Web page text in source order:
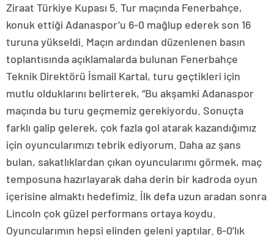
Ziraat Türkiye Kupası 5. Tur maçında Fenerbahçe,
konuk ettiği Adanaspor’u 6-0 mağlup ederek son 16
turuna yükseldi. Maçın ardından düzenlenen basın
toplantısında açıklamalarda bulunan Fenerbahçe
Teknik Direktörü İsmail Kartal, turu geçtikleri için
mutlu olduklarını belirterek, “Bu akşamki Adanaspor
maçında bu turu geçmemiz gerekiyordu. Sonuçta
farklı galip gelerek, çok fazla gol atarak kazandığımız
için oyuncularımızı tebrik ediyorum. Daha az şans
bulan, sakatlıklardan çıkan oyuncularımı görmek, maç
temposuna hazırlayarak daha derin bir kadroda oyun
içerisine almaktı hedefimiz. İlk defa uzun aradan sonra
Lincoln çok güzel performans ortaya koydu.
Oyuncularımın hepsi elinden geleni yaptılar. 6-0’lık